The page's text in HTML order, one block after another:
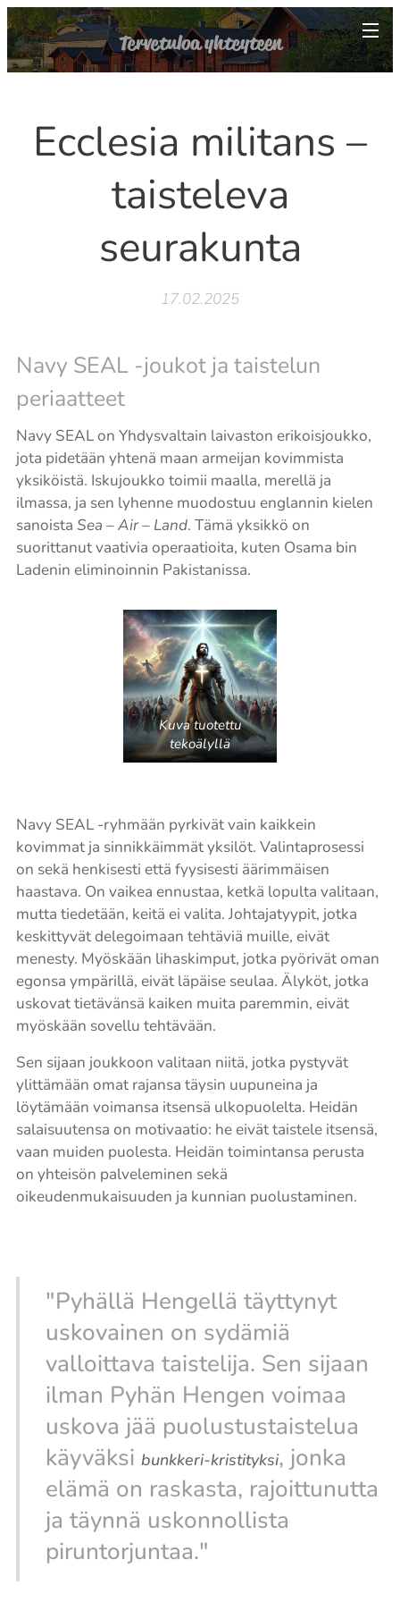
Tervetuloa yhteyteen
Ecclesia militans –
taisteleva
seurakunta
17.02.2025
Navy SEAL -joukot ja taistelun
periaatteet
Navy SEAL on Yhdysvaltain laivaston erikoisjoukko,
jota pidetään yhtenä maan armeijan kovimmista
yksiköistä. Iskujoukko toimii maalla, merellä ja
ilmassa, ja sen lyhenne muodostuu englannin kielen
sanoista Sea – Air – Land. Tämä yksikkö on
suorittanut vaativia operaatioita, kuten Osama bin
Ladenin eliminoinnin Pakistanissa.
Kuva tuotettu
tekoälyllä
Navy SEAL -ryhmään pyrkivät vain kaikkein
kovimmat ja sinnikkäimmät yksilöt. Valintaprosessi
on sekä henkisesti että fyysisesti äärimmäisen
haastava. On vaikea ennustaa, ketkä lopulta valitaan,
mutta tiedetään, keitä ei valita. Johtajatyypit, jotka
keskittyvät delegoimaan tehtäviä muille, eivät
menesty. Myöskään lihaskimput, jotka pyörivät oman
egonsa ympärillä, eivät läpäise seulaa. Älyköt, jotka
uskovat tietävänsä kaiken muita paremmin, eivät
myöskään sovellu tehtävään.
Sen sijaan joukkoon valitaan niitä, jotka pystyvät
ylittämään omat rajansa täysin uupuneina ja
löytämään voimansa itsensä ulkopuolelta. Heidän
salaisuutensa on motivaatio: he eivät taistele itsensä,
vaan muiden puolesta. Heidän toimintansa perusta
on yhteisön palveleminen sekä
oikeudenmukaisuuden ja kunnian puolustaminen.
"Pyhällä Hengellä täyttynyt
uskovainen on sydämiä
valloittava taistelija. Sen sijaan
ilman Pyhän Hengen voimaa
uskova jää puolustustaistelua
käyväksi bunkkeri-kristityksi, jonka
elämä on raskasta, rajoittunutta
ja täynnä uskonnollista
piruntorjuntaa."